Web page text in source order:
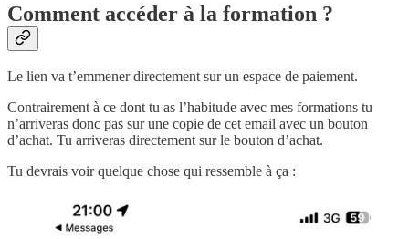
Comment accéder à la formation ?
Le lien va t’emmener directement sur un espace de paiement.
Contrairement à ce dont tu as l’habitude avec mes formations tu
n’arriveras donc pas sur une copie de cet email avec un bouton
d’achat. Tu arriveras directement sur le bouton d’achat.
Tu devrais voir quelque chose qui ressemble à ça :